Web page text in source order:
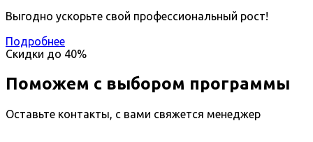
Выгодно ускорьте свой профессиональный рост!
Подробнее
Скидки до 40%
Поможем с выбором программы
Оставьте контакты, с вами свяжется менеджер